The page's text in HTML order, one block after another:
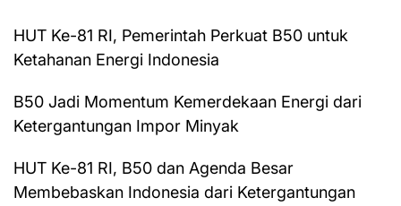
HUT Ke-81 RI, Pemerintah Perkuat B50 untuk
Ketahanan Energi Indonesia
B50 Jadi Momentum Kemerdekaan Energi dari
Ketergantungan Impor Minyak
HUT Ke-81 RI, B50 dan Agenda Besar
Membebaskan Indonesia dari Ketergantungan